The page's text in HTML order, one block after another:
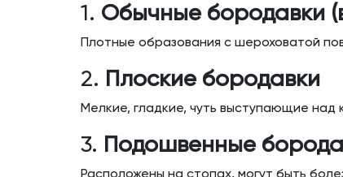
1. Обычные бородавки
Плотные образования с шероховатой
2. Плоские бородавки
Мелкие, гладкие, чуть выступающие
3. Подошвенные
Расположены на стопах, могут быть